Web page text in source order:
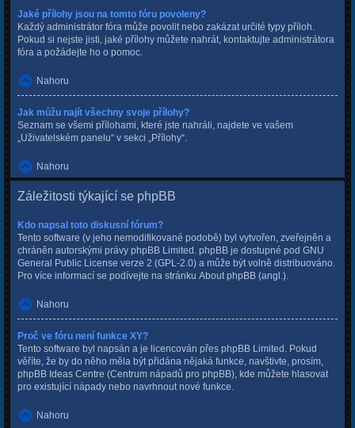
Jaké přílohy jsou na tomto fóru povoleny?
Každý administrátor fóra může povolit nebo zakázat určité typy příloh.
Pokud si nejste jisti, jaké přílohy můžete nahrát, kontaktujte administrátora
fóra a požádejte ho o pomoc.
Nahoru
Jak můžu najít všechny svoje přílohy?
Seznam se všemi přílohami, které jste nahráli, najdete ve vašem
„Uživatelském panelu“ v sekci „Přílohy“.
Nahoru
Záležitosti týkající se phpBB
Kdo napsal toto diskusní fórum?
Tento software (v jeho nemodifikované podobě) byl vytvořen, zveřejněn a
chráněn autorskými právy phpBB Limited . phpBB je dostupné pod GNU
General Public License verze 2 (GPL-2.0) a může být volně distribuováno.
Pro více informací se podívejte na stránku About phpBB (angl.).
Nahoru
Proč ve fóru není funkce XY?
Tento software byl napsán a je licencován přes phpBB Limited. Pokud
věříte, že by do něho měla být přidána nějaká funkce, navštivte, prosím,
phpBB Ideas Centre (Centrum nápadů pro phpBB), kde můžete hlasovat
pro existující nápady nebo navrhnout nové funkce.
Nahoru